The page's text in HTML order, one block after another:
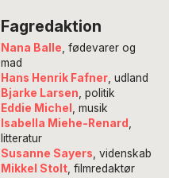
Fagredaktion
Nana Balle , fødevarer og
mad
Hans Henrik Fafner, udland
Bjarke Larsen , politik
Eddie Michel
, musik
Isabella Miehe-Renard
litteratur
Susanne Sayers , videnskab
Mikkel Stolt, filmredaktør